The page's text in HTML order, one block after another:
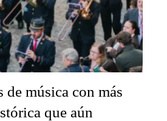
de música con más
que aún